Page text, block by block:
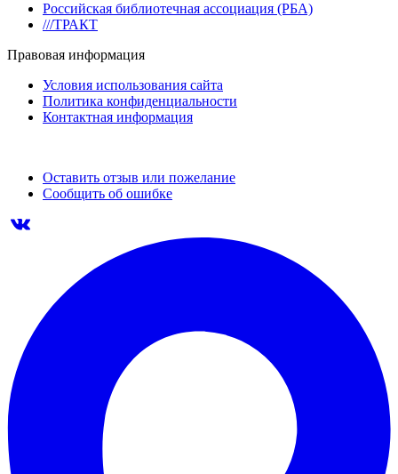
Российская библиотечная ассоциация (РБА)
///ТРАКТ
Правовая информация
Условия использования сайта
Политика конфиденциальности
Контактная информация
Оставить отзыв или пожелание
Сообщить об ошибке